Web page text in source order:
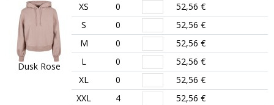
Dusk Rose
XS 0
52,56 €
S
0
52,56 €
M
0
52,56 €
L
0
52,56 €
XL
0
52,56 €
XXL
4
52,56 €